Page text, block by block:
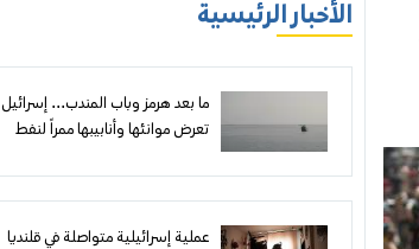
الأخبار الرئيسية
ما بعد هرمز وباب المندب... إسرائيل
تعرض موانئها وأنابيبها ممراً لنفط
عملية إسرائيلية متواصلة في قلنديا